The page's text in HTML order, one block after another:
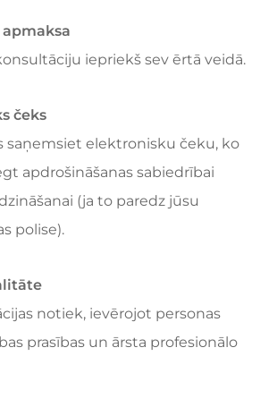
apmaksa
iepriekš sev ērtā veidā.
čeks
saņemsiet elektronisku čeku, ko
apdrošināšanas sabiedrībai
(ja to paredz jūsu
polise).
notiek, ievērojot personas
prasības un ārsta profesionālo